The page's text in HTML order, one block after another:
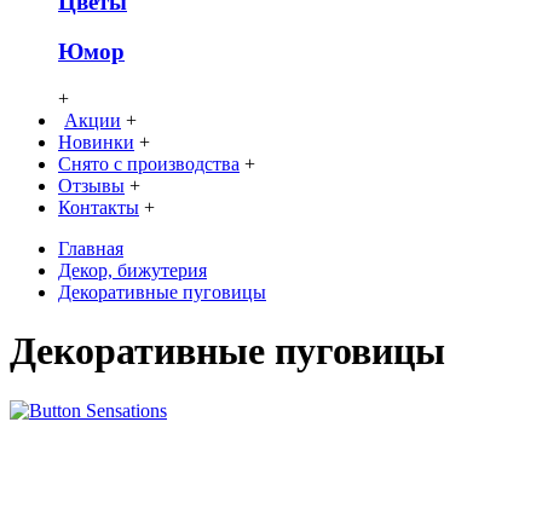
Юмор
+
Акции +
Новинки +
Снято с производства +
Отзывы +
Контакты +
Главная
Декор, бижутерия
Декоративные пуговицы
Декоративные пуговицы